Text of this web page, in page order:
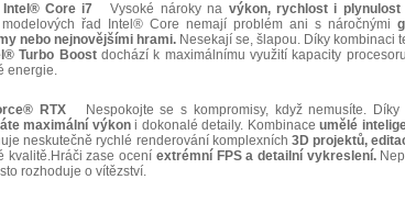
Core i7 Vysoké nároky na výkon, rychlost i plynulost
řad Intel® Core nemají problém ani s náročnými
nebo nejnovějšími hrami. Nesekají se, šlapou. Díky kombinaci
Turbo Boostdochází k maximálnímu využití kapacity
energie.
RTX Nespokojte se s kompromisy, když nemusíte.
maximální výkoni dokonalé detaily. Kombinaceumělé
neskutečně rychlé renderování komplexních 3D projektů,
kvalitě.Hráči zase ocení extrémní FPS a detailní vykreslení.
rozhoduje o vítězství.